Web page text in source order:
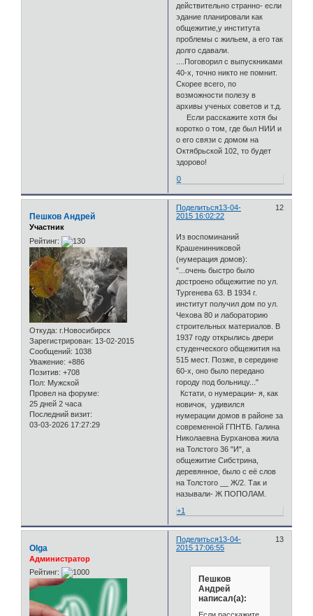
действительно странно- если
эдание планировали как
общежитие,у института
проблемы с жильем, а его так
долго сдавали.
....Поговорил с выпускниками
40-х, точно никто не помнит.
Скорее всего, по
возможности полезу в
архивы ученых советов и т.д.
Если расскажите хотя бы
коротко о том, где был НИИ и
о его связи с домом на
Октябрьской 102, то будет
здорово!
0
Поделиться 12
13-04-
2015 16:02:22
Пешков Андрей
Участник
Рейтинг:
Откуда: г.Новосибирск
Зарегистрирован: 13-02-2015
Сообщений: 1038
Уважение: +886
Позитив: +708
Пол: Мужской
Провел на форуме:
25 дней 2 часа
Последний визит:
03-03-2026 17:27:29
Из воспоминаний
Крашенинниковой
(нумерация домов):
"...очень быстро было
достроено общежитие по ул.
Тургенева 63. В 1934 г.
институт получил дом по ул.
Чехова 80 и лабораторию
строительных материалов. В
1937 году открылись двери
студенческого общежития на
515 мест. Позже, в середине
60-х, оно было передано
городу под больницу..."
Кстати, о нумерации- я, как
новичок, удивился
нумерации домов в районе за
современной ГПНТБ. Галина
Николаевна Бурханова жила
на Толстого 36 "И", а
общежитие Сибстрина,
деревянное, было с её слов
на Толстого __ Ж/2. Так и
называли- Ж ПОПОЛАМ.
+1
Поделиться 13
13-04-
2015 17:06:55
Olga
Администратор
Рейтинг:
Пешков
Андрей
написал(а):